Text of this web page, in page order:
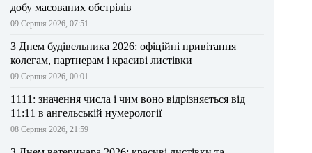
добу масованих обстрілів
09 Серпня 2026, 07:51
З Днем будівельника 2026: офіційні привітання
колегам, партнерам і красиві листівки
09 Серпня 2026, 00:01
1111: значення числа і чим воно відрізняється від
11:11 в ангельській нумерології
08 Серпня 2026, 21:59